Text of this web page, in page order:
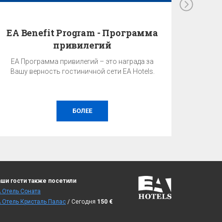
EA Benefit Program - Программа
привилегий
EA Программа привилегий – это награда за
Вашу верность гостиничной сети EA Hotels.
БОЛЕЕ
гости также посетили
Отель Cоната
Отель Кристаль Палас / Сегодня 150 €